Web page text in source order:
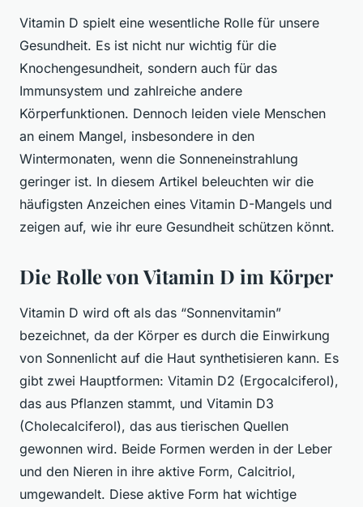
Vitamin D spielt eine wesentliche Rolle für unsere
Gesundheit. Es ist nicht nur wichtig für die
Knochengesundheit, sondern auch für das
Immunsystem und zahlreiche andere
Körperfunktionen. Dennoch leiden viele Menschen
an einem Mangel, insbesondere in den
Wintermonaten, wenn die Sonneneinstrahlung
geringer ist. In diesem Artikel beleuchten wir die
häufigsten Anzeichen eines Vitamin D-Mangels und
zeigen auf, wie ihr eure Gesundheit schützen könnt.
Die Rolle von Vitamin D im Körper
Vitamin D wird oft als das “Sonnenvitamin”
bezeichnet, da der Körper es durch die Einwirkung
von Sonnenlicht auf die Haut synthetisieren kann. Es
gibt zwei Hauptformen: Vitamin D2 (Ergocalciferol),
das aus Pflanzen stammt, und Vitamin D3
(Cholecalciferol), das aus tierischen Quellen
gewonnen wird. Beide Formen werden in der Leber
und den Nieren in ihre aktive Form, Calcitriol,
umgewandelt. Diese aktive Form hat wichtige